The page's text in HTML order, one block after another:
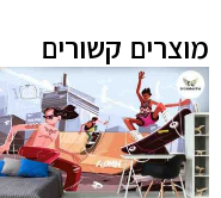
מוצרים קשורים